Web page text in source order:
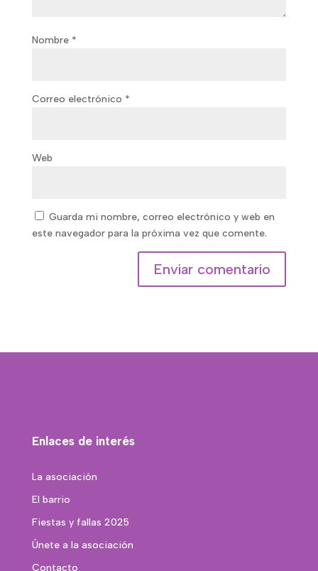
Nombre *
Correo electrónico *
Web
Guarda mi nombre, correo electrónico y web en
este navegador para la próxima vez que comente.
Enlaces de interés
La asociación
El barrio
Fiestas y fallas 2025
Únete a la asociación
Contacto